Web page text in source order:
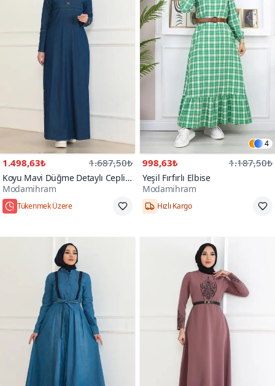
1.498,63₺ 1.687,50₺
Koyu Mavi Düğme Detaylı Cepli
Kot Elbise
Modamihram
Tükenmek Üzere
4
998,63₺ 1.187,50₺
Yeşil Fırfırlı Elbise
Modamihram
Hızlı Kargo